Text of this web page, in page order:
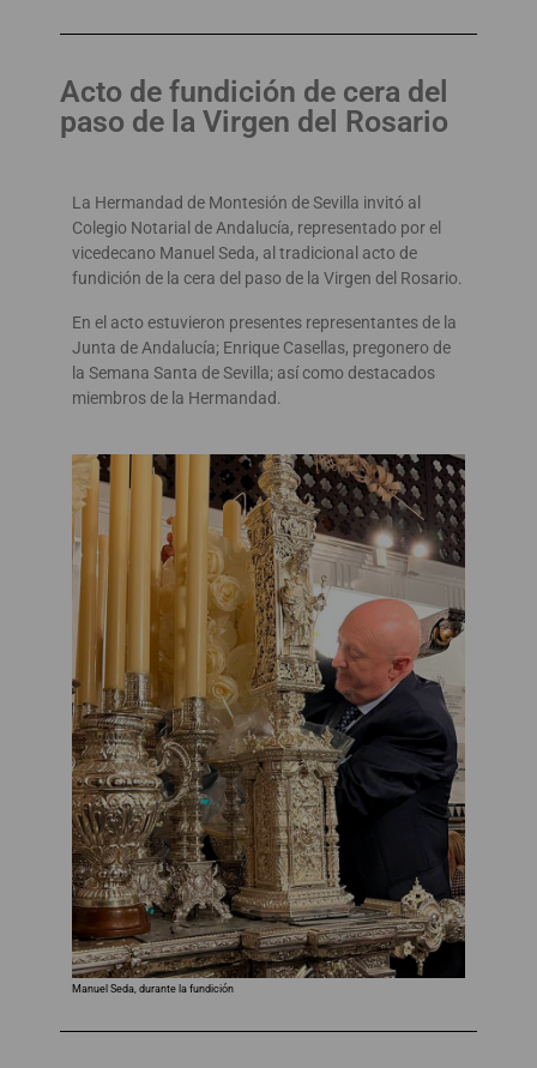
Acto de fundición de cera del
paso de la Virgen del Rosario
La Hermandad de Montesión de Sevilla invitó al
Colegio Notarial de Andalucía, representado por el
vicedecano Manuel Seda, al tradicional acto de
fundición de la cera del paso de la Virgen del Rosario.
En el acto estuvieron presentes representantes de la
Junta de Andalucía; Enrique Casellas, pregonero de
la Semana Santa de Sevilla; así como destacados
miembros de la Hermandad.
Manuel Seda, durante la fundición